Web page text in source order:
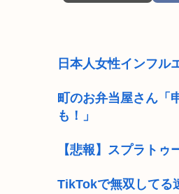
日本人女性インフル
町のお弁当屋さん
も！」
【悲報】スプラト
TikTokで無双してる